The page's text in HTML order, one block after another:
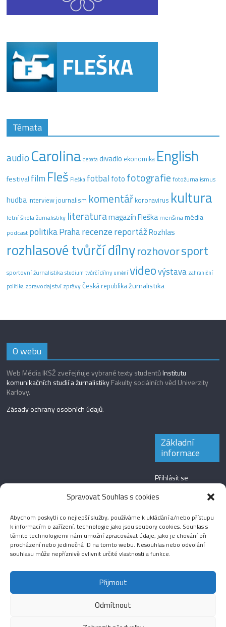
Spravovat Souhlas s cookies
Abychom poskytli co nejlepší služby, používáme k ukládání a/nebo přístupu
k informacím o zařízení, technologie jako jsou soubory cookies. Souhlas s
těmito technologiemi nám umožní zpracovávat údaje, jako je chování při
procházení nebo jedinečná ID na tomto webu. Nesouhlas nebo odvolání
souhlasu může nepříznivě ovlivnit určité vlastnosti a funkce.
Přijmout
Odmítnout
Témata
audio Carolina debata divadlo ekonomika English
festival film Fleš Fleška fotbal foto fotografie fotožurnalismus
hudba interview journalism komentář koronavirus kultura
letní škola žurnalistiky literaturamagazín Fleška menšinamédia
podcast politikaPraharecenzereportážRozhlas
rozhlasové tvůrčí dílnyrozhovorsport
sportovní žurnalistika studium tvůrčí dílny uměnívideovýstava zahraniční
politika zpravodajstvízprávyČeská republikažurnalistika
O webu
Web Média IKSŽ zveřejňuje vybrané texty studentůInstitutu
komunikačních studií a žurnalistikyFakulty sociálních věd Univerzity
Karlovy.
Zásady ochrany osobních údajů.
Základní
informace
Přihlásit se
Zdroj kanálů
Kanál komentářů
Česká lokalizace
Fotografie Audio
Copyright © 2026Média IKSŽ. All rights reserved.